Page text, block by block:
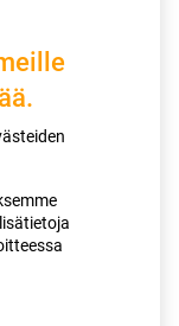
pidemmälle.
pidon ja